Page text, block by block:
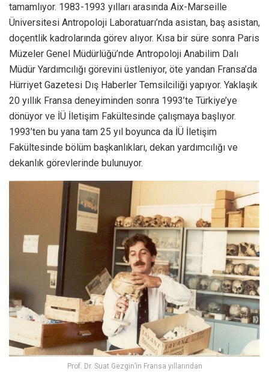
tamamlıyor. 1983-1993 yılları arasında Aix-Marseille
Üniversitesi Antropoloji Laboratuarı’nda asistan, baş asistan,
doçentlik kadrolarında görev alıyor. Kısa bir süre sonra Paris
Müzeler Genel Müdürlüğü’nde Antropoloji Anabilim Dalı
Müdür Yardımcılığı görevini üstleniyor, öte yandan Fransa’da
Hürriyet Gazetesi Dış Haberler Temsilciliği yapıyor. Yaklaşık
20 yıllık Fransa deneyiminden sonra 1993’te Türkiye’ye
dönüyor ve İÜ İletişim Fakültesinde çalışmaya başlıyor.
1993’ten bu yana tam 25 yıl boyunca da İÜ İletişim
Fakültesinde bölüm başkanlıkları, dekan yardımcılığı ve
dekanlık görevlerinde bulunuyor.
Prof. Dr. Suat Gezgin’in Fransa yıllarından